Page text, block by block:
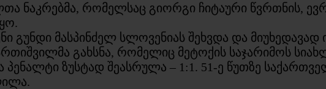
ნაკრებმა, რომელსაც გიორგი ჩიტაური წვრთნის,
გუნდი მასპინძელ სლოვენიას შეხვდა და
გახსნა, რომელიც მეტოქის საჯარიმოს
პენალტი ზუსტად შეასრულა – 1:1. 51-ე წუთზე